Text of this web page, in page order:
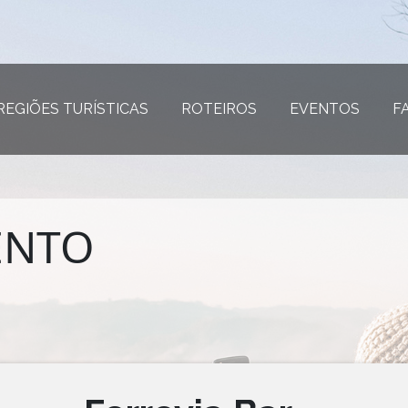
TURÍSTICAS (página atual)
ROTEIROS (página atual)
EVENTOS